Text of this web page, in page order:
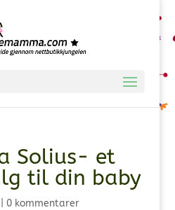
Solius- et
til din baby
0 kommentarer